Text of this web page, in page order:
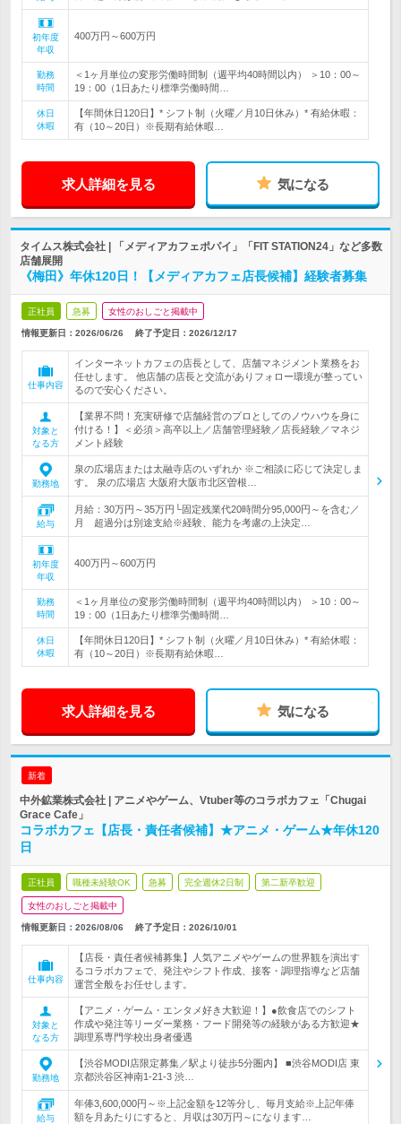
初年度
年収
400万円～600万円
勤務
時間
＜1ヶ月単位の変形労働時間制（週平均40時間以内） ＞10：00～
19：00（1日あたり標準労働時間…
休日
休暇
【年間休日120日】* シフト制（火曜／月10日休み）* 有給休暇：
有（10～20日）※長期有給休暇…
求人詳細を見る 気になる
タイムス株式会社 | 「メディアカフェポパイ」「FIT STATION24」など多数
店舗展開
《梅田》年休120日！【メディアカフェ店長候補】経験者募集
正社員 急募 女性のおしごと掲載中
情報更新日：2026/06/26 終了予定日： 2026/12/17
仕事内容
インターネットカフェの店長として、店舗マネジメント業務をお
任せします。 他店舗の店長と交流がありフォロー環境が整ってい
るので安心ください。
対象と
なる方
【業界不問！充実研修で店舗経営のプロとしてのノウハウを身に
付ける！】＜必須＞高卒以上／店舗管理経験／店長経験／マネジ
メント経験
勤務地
泉の広場店または太融寺店のいずれか ※ご相談に応じて決定しま
す。 泉の広場店 大阪府大阪市北区曽根…
給与
月給：30万円～35万円└固定残業代20時間分95,000円～を含む／
月 超過分は別途支給※経験、能力を考慮の上決定…
初年度
年収
400万円～600万円
勤務
時間
＜1ヶ月単位の変形労働時間制（週平均40時間以内） ＞10：00～
19：00（1日あたり標準労働時間…
休日
休暇
【年間休日120日】* シフト制（火曜／月10日休み）* 有給休暇：
有（10～20日）※長期有給休暇…
求人詳細を見る 気になる
新着
中外鉱業株式会社 | アニメやゲーム、Vtuber等のコラボカフェ「Chugai
Grace Cafe」
コラボカフェ【店長・責任者候補】★アニメ・ゲーム★年休120
日
正社員 職種未経験OK 急募 完全週休2日制 第二新卒歓迎
女性のおしごと掲載中
情報更新日：2026/08/06 終了予定日： 2026/10/01
仕事内容
【店長・責任者候補募集】人気アニメやゲームの世界観を演出す
るコラボカフェで、発注やシフト作成、接客・調理指導など店舗
運営全般をお任せします。
対象と
なる方
【アニメ・ゲーム・エンタメ好き大歓迎！】●飲食店でのシフト
作成や発注等リーダー業務・フード開発等の経験がある方歓迎★
調理系専門学校出身者優遇
勤務地
【渋谷MODI店限定募集／駅より徒歩5分圏内】 ■渋谷MODI店 東
京都渋谷区神南1-21-3 渋…
給与
年俸3,600,000円～※上記金額を12等分し、毎月支給※上記年俸
額を月あたりにすると、月収は30万円～になります…